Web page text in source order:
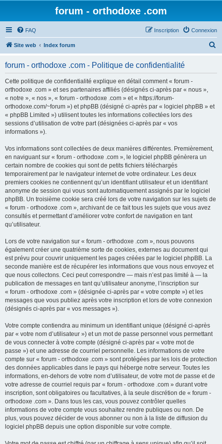
forum - orthodoxe .com
FAQ Connexion
Inscription
Site web Index forum
forum - orthodoxe .com - Politique de confidentialité
Cette politique de confidentialité explique en détail comment « forum -
orthodoxe .com » et ses partenaires affiliés (désignés ci-après par « nous »,
« notre », « nos », « forum - orthodoxe .com » et « https://forum-
orthodoxe.com/~forum ») et phpBB (désigné ci-après par « logiciel phpBB » et
« phpBB Limited ») utilisent toutes les informations collectées lors des
sessions d’utilisation de votre part (désignées ci-après par « vos
informations »).
Vos informations sont collectées de deux manières différentes. Premièrement,
en naviguant sur « forum - orthodoxe .com », le logiciel phpBB génèrera un
certain nombre de cookies qui sont de petits fichiers téléchargés
temporairement par le navigateur internet de votre ordinateur. Les deux
premiers cookies ne contiennent qu’un identifiant utilisateur et un identifiant
anonyme de session qui vous sont automatiquement assignés par le logiciel
phpBB. Un troisième cookie sera créé lors de votre navigation sur les sujets de
« forum - orthodoxe .com », archivant de ce fait tous les sujets que vous avez
consultés et permettant d’améliorer votre confort de navigation en tant
qu’utilisateur.
Lors de votre navigation sur « forum - orthodoxe .com », nous pouvons
également créer une quatrième sorte de cookies, externes au document qui
est prévu pour couvrir uniquement les pages créées par le logiciel phpBB. La
seconde manière est de récupérer les informations que vous nous envoyez et
que nous collectons. Ceci peut correspondre — mais n’est pas limité à — la
publication de messages en tant qu’utilisateur anonyme, l’inscription sur
« forum - orthodoxe .com » (désignée ci-après par « votre compte ») et les
messages que vous publiez après votre inscription et lors de votre connexion
(désignés ci-après par « vos messages »).
Votre compte contiendra au minimum un identifiant unique (désigné ci-après
par « votre nom d’utilisateur ») et un mot de passe personnel vous permettant
de vous connecter à votre compte (désigné ci-après par « votre mot de
passe ») et une adresse de courriel personnelle. Les informations de votre
compte sur « forum - orthodoxe .com » sont protégées par les lois de protection
des données applicables dans le pays qui héberge notre serveur. Toutes les
informations, en-dehors de votre nom d’utilisateur, de votre mot de passe et de
votre adresse de courriel requis par « forum - orthodoxe .com » durant votre
inscription, sont obligatoires ou facultatives, à la seule discrétion de « forum -
orthodoxe .com ». Dans tous les cas, vous pouvez contrôler quelles
informations de votre compte vous souhaitez rendre publiques ou non. De
plus, vous pouvez décider de vous abonner ou non à la liste de diffusion du
logiciel phpBB depuis une option disponible sur votre compte.